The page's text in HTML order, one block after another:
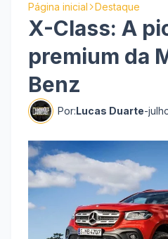
Página inicial Destaque
X-Class: A
premium da
Benz
Por:Lucas Duarte-